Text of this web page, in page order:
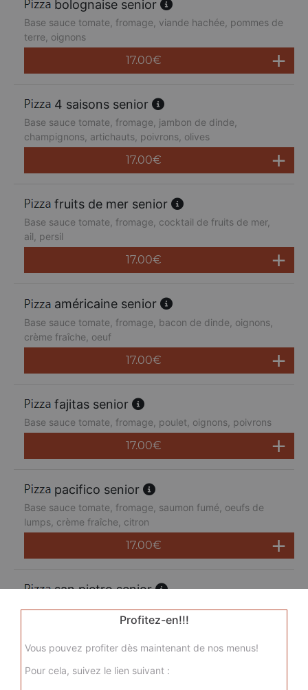
bolognaise senior
Base sauce tomate, fromage, viande hachée, pommes de
terre, oignons
17.00€
4 saisons senior
Base sauce tomate, fromage, jambon de dinde,
champignons, artichauts, poivrons, olives
17.00€
fruits de mer senior
Base sauce tomate, fromage, cocktail de fruits de mer,
ail, persil
17.00€
américaine senior
Base sauce tomate, fromage, bacon de dinde, oignons,
crème fraîche, oeuf
17.00€
fajitas senior
Base sauce tomate, fromage, poulet, oignons, poivrons
17.00€
pacifico senior
Base sauce tomate, fromage, saumon fumé, oeufs de
lumps, crème fraîche, citron
17.00€
san pietro senior
Base sauce tomate, fromage, chorizo, jambon de dinde,
merguez, champignons
17.00€
Profitez-en!!!
Vous pouvez profiter dès maintenant de nos menus!
Pour cela, suivez le lien suivant :